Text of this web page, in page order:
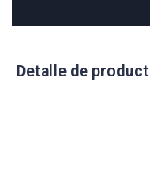
Detalle de